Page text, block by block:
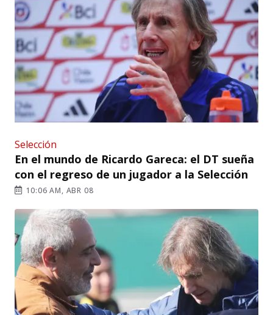
Selección
En el mundo de Ricardo Gareca: el DT sueña
con el regreso de un jugador a la Selección
10:06 AM, ABR 08